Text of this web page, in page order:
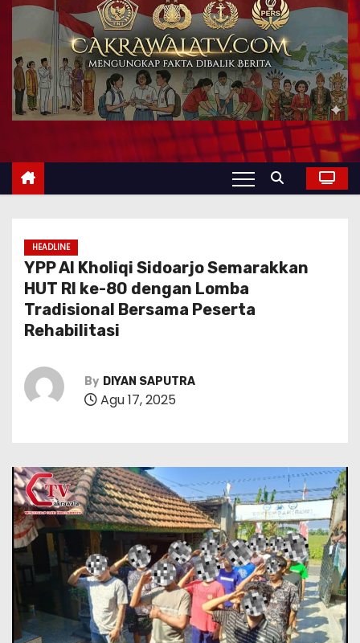
HEADLINE
YPP Al Kholiqi Sidoarjo Semarakkan
HUT RI ke-80 dengan Lomba
Tradisional Bersama Peserta
Rehabilitasi
By DIYAN SAPUTRA
Agu 17, 2025